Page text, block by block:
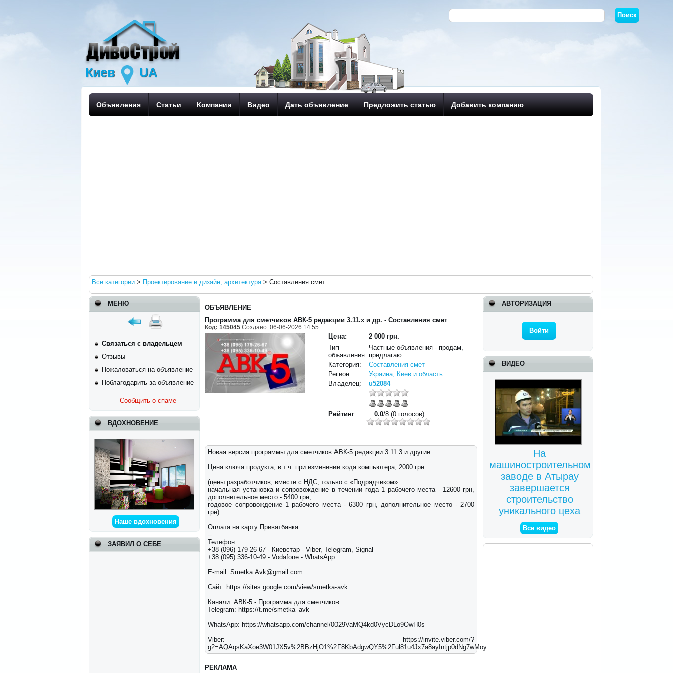
Киев UA
Объявления Статьи Компании Видео Дать объявление Предложить статью Добавить компанию
Все категории > Проектирование и дизайн, архитектура>Составления смет
МЕНЮ
Связаться с владельцем
Отзывы
Пожаловаться на объявление
Поблагодарить за объявление
Сообщить о спаме
ВДОХНОВЕНИЕ
Наше вдохновения
ЗАЯВИЛ О СЕБЕ
АВТОРИЗАЦИЯ
Войти
ВИДЕО
На
машиностроительном
заводе в Атырау
завершается
строительство
уникального цеха
Все видео
ОБЪЯВЛЕНИЕ
Программа для сметчиков АВК-5 редакции 3.11.х и др. - Составления смет
Код:145045 Создано: 06-06-2026 14:55
Цена:
2 000 грн.
Тип
объявления:
Частные объявления - продам,
предлагаю
Категория:
Составления смет
Регион:
Украина, Киев и область
Владелец:
u52084
Рейтинг: 0.0/8 (0 голосов)
Новая версия программы для сметчиков АВК-5 редакции 3.11.3 и другие.
Цена ключа продукта, в т.ч. при изменении кода компьютера, 2000 грн.
(цены разработчиков, вместе с НДС, только с «Подрядчиком»:
начальная установка и сопровождение в течении года 1 рабочего места - 12600 грн,
дополнительное место - 5400 грн;
годовое сопровождение 1 рабочего места - 6300 грн, дополнительное место - 2700
грн)
Оплата на карту Приватбанка.
--
Телефон:
+38 (096) 179-26-67 - Киевстар - Viber, Telegram, Signal
+38 (095) 336-10-49 - Vodafone - WhatsApp
E-mail: Smetka.Avk@gmail.com
Сайт: https://sites.google.com/view/smetka-avk
Канали: АВК-5 - Программа для сметчиков
Telegram: https://t.me/smetka_avk
WhatsApp: https://whatsapp.com/channel/0029VaMQ4kd0VycDLo9OwH0s
Viber: https://invite.viber.com/?
g2=AQAqsKaXoe3W01JX5v%2BBzHjO1%2F8KbAdgwQY5%2Ful81u4Jx7a8ayIntjp0dNg7wMoy
РЕКЛАМА